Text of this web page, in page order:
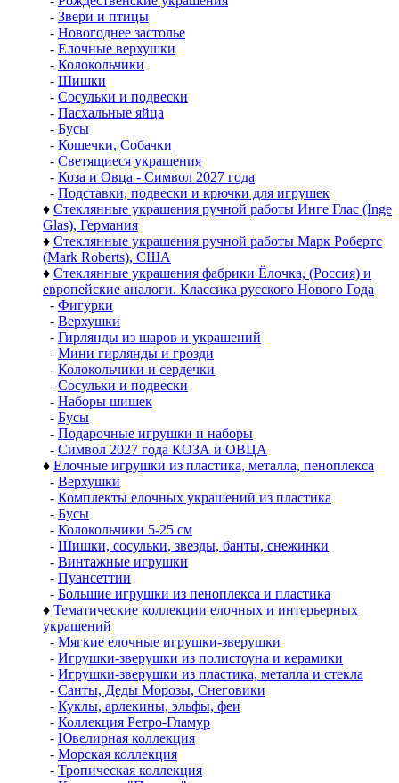
- Звери и птицы
- Новогоднее застолье
- Елочные верхушки
- Колокольчики
- Шишки
- Сосульки и подвески
- Пасхальные яйца
- Бусы
- Кошечки, Собачки
- Светящиеся украшения
- Коза и Овца - Символ 2027 года
- Подставки, подвески и крючки для игрушек
♦ Стеклянные украшения ручной работы Инге Глас (Inge
Glas), Германия
♦ Стеклянные украшения ручной работы Марк Робертс
(Mark Roberts), США
♦ Стеклянные украшения фабрики Ёлочка, (Россия) и
европейские аналоги. Классика русского Нового Года
- Фигурки
- Верхушки
- Гирлянды из шаров и украшений
- Мини гирлянды и грозди
- Колокольчики и сердечки
- Сосульки и подвески
- Наборы шишек
- Бусы
- Подарочные игрушки и наборы
- Символ 2027 года КОЗА и ОВЦА
♦ Елочные игрушки из пластика, металла, пеноплекса
- Верхушки
- Комплекты елочных украшений из пластика
- Бусы
- Колокольчики 5-25 см
- Шишки, сосульки, звезды, банты, снежинки
- Винтажные игрушки
- Пуансеттии
- Большие игрушки из пеноплекса и пластика
♦ Тематические коллекции елочных и интерьерных
украшений
- Мягкие елочные игрушки-зверушки
- Игрушки-зверушки из полистоуна и керамики
- Игрушки-зверушки из пластика, металла и стекла
- Санты, Деды Морозы, Снеговики
- Куклы, арлекины, эльфы, феи
- Коллекция Ретро-Гламур
- Ювелирная коллекция
- Морская коллекция
- Тропическая коллекция